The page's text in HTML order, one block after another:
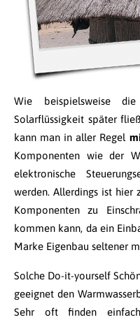
Wie beispielsweise
Solarflüssigkeit später
kann man in aller Regel
Komponenten wie der
elektronische
werden. Allerdings ist hier
Komponenten zu
kommen kann, da ein
Marke Eigenbau seltener
Solche Do-it-yourself
geeignet den
Sehr oft finden